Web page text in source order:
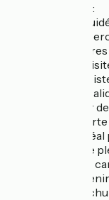
Au programme :
??Des visites
alentour, pour
??Des
locaux lors de
??Des jeux de
?? Le butin de
ludique au cœur
?? À la
pour 4 pers.),
??Une boutique
made in France,
ouvrages,
toutes nos